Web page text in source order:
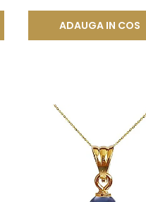
ADAUGA IN COS